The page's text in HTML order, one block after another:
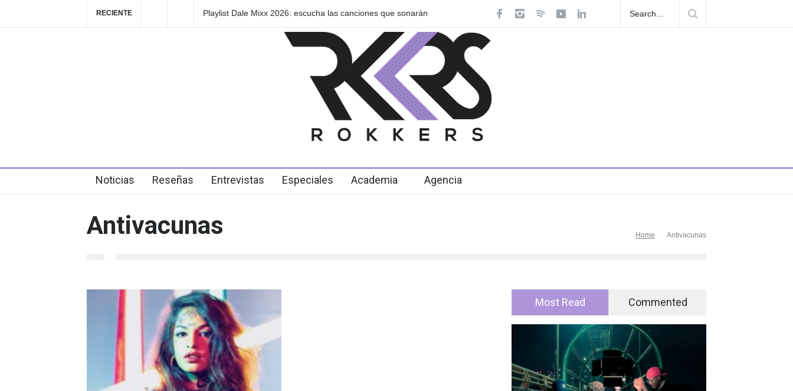
RECIENTE
Playlist Dale Mixx 2026: escucha las canciones que sonarán
GRLS anuncia su nuevo EP: Pink Lemonade, disponible el 5
Las Fokin Biches anuncian su gira internacional "Fuga Tour
2026"
Noticias Reseñas Entrevistas Especiales Academia Agencia
Antivacunas Home Antivacunas
Most Read Commented